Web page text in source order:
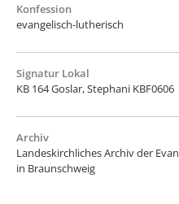
Konfession
evangelisch-lutherisch
Signatur Lokal
KB 164 Goslar, Stephani KBF0606
Archiv
Landeskirchliches Archiv der
in Braunschweig